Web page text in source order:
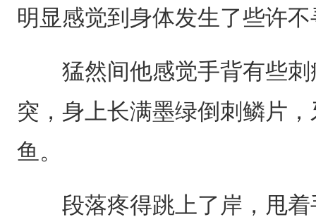
明显感觉到身体发生了些许
猛然间他感觉手背有些刺
突，身上长满墨绿倒刺鳞片
鱼。
段落疼得跳上了岸，甩着